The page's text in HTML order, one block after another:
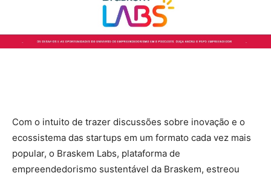
Com o intuito de trazer discussões sobre inovação e o
ecossistema das startups em um formato cada vez mais
popular, o Braskem Labs, plataforma de
empreendedorismo sustentável da Braskem, estreou